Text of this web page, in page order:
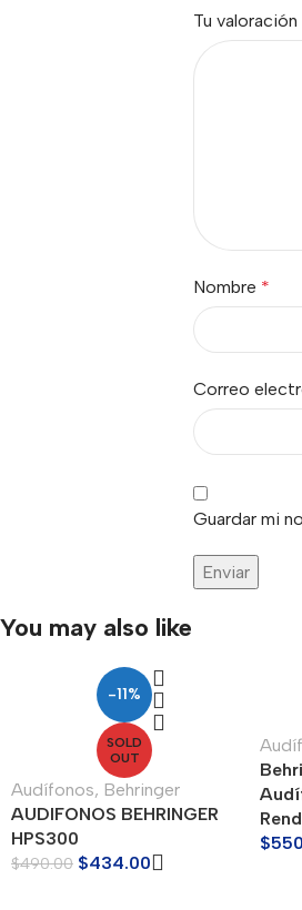
Tu valoración
Nombre *
Correo
Guardar mi
You may also like
-11%
SOLD
OUT
Audífonos, Behringer
AUDIFONOS BEHRINGER
HPS300
$490.00 $434.00
$